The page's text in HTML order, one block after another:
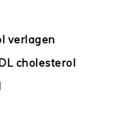
verlagen
cholesterol